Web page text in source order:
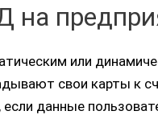
на
или
свои карты
данные